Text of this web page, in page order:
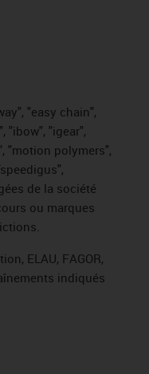
"easy chain",
"ibow", "igear",
"motion polymers",
de la société
ou marques
ELAU, FAGOR,
indiqués